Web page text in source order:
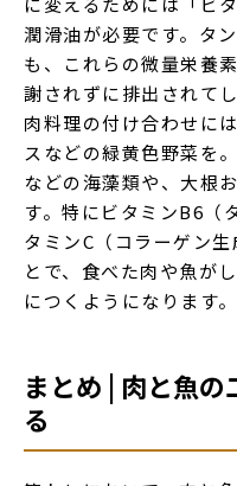
潤滑油が必要です。タ
も、これらの微量栄養
謝されずに排出されてし
肉料理の付け合わせに
スなどの緑黄色野菜を
などの海藻類や、大根
す。特にビタミンB6（
タミンC（コラーゲン
とで、食べた肉や魚が
につくようになります。
まとめ | 肉と魚
る